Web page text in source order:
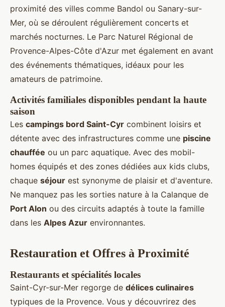
proximité des villes comme Bandol ou Sanary-sur-
Mer, où se déroulent régulièrement concerts et
marchés nocturnes. Le Parc Naturel Régional de
Provence-Alpes-Côte d'Azur met également en avant
des événements thématiques, idéaux pour les
amateurs de patrimoine.
Activités familiales disponibles pendant la haute
saison
Les campings bord Saint-Cyr combinent loisirs et
détente avec des infrastructures comme une piscine
chauffée ou un parc aquatique. Avec des mobil-
homes équipés et des zones dédiées aux kids clubs,
chaque séjour est synonyme de plaisir et d'aventure.
Ne manquez pas les sorties nature à la Calanque de
Port Alon ou des circuits adaptés à toute la famille
dans les Alpes Azur environnantes.
Restauration et Offres à Proximité
Restaurants et spécialités locales
Saint-Cyr-sur-Mer regorge de délices culinaires
typiques de la Provence. Vous y découvrirez des